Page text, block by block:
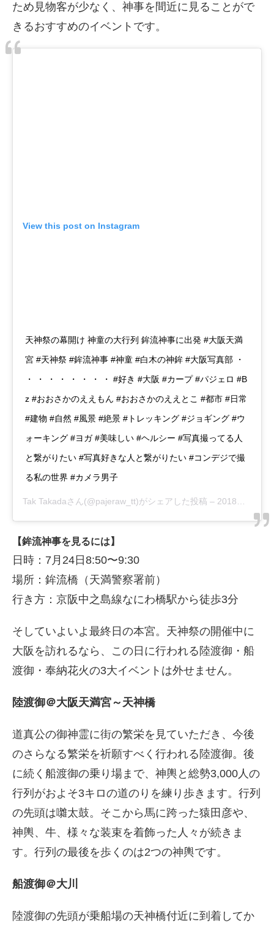
ため見物客が少なく、神事を間近に見ることがで
きるおすすめのイベントです。
View this post on Instagram
天神祭の幕開け 神童の大行列 鉾流神事に出発 #大阪天満
宮 #天神祭 #鉾流神事 #神童 #白木の神鉾 #大阪写真部 ・
・ ・ ・ ・ ・ ・ ・ ・ #好き #大阪 #カープ #パジェロ #B
z #おおさかのええもん #おおさかのええとこ #都市 #日常
#建物 #自然 #風景 #絶景 #トレッキング #ジョギング #ウ
ォーキング #ヨガ #美味しい #ヘルシー #写真撮ってる人
と繋がりたい #写真好きな人と繋がりたい #コンデジで撮
る私の世界 #カメラ男子
Tak Takadaさん(@pajeraw_tt)がシェアした投稿 – 2018年 7月月24日午前10時36分PDT
【鉾流神事を見るには】
日時：7月24日8:50〜9:30
場所：鉾流橋（天満警察署前）
行き方：京阪中之島線なにわ橋駅から徒歩3分
そしていよいよ最終日の本宮。天神祭の開催中に
大阪を訪れるなら、この日に行われる陸渡御・船
渡御・奉納花火の3大イベントは外せません。
陸渡御＠大阪天満宮～天神橋
道真公の御神霊に街の繁栄を見ていただき、今後
のさらなる繁栄を祈願すべく行われる陸渡御。後
に続く船渡御の乗り場まで、神輿と総勢3,000人の
行列がおよそ3キロの道のりを練り歩きます。行列
の先頭は囃太鼓。そこから馬に跨った猿田彦や、
神輿、牛、様々な装束を着飾った人々が続きま
す。行列の最後を歩くのは2つの神輿です。
船渡御＠大川
陸渡御の先頭が乗船場の天神橋付近に到着してか